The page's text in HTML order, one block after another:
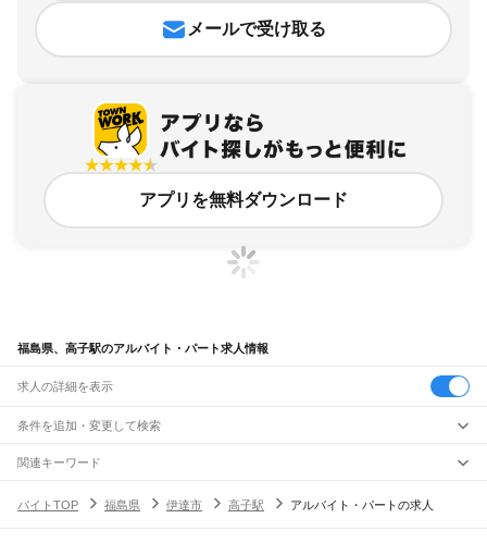
メールで受け取る
アプリを無料ダウンロード
福島県、高子駅のアルバイト・パート求人情報
求人の詳細を表示
条件を追加・変更して検索
市区町村を追加・変更
福島県すべて
駅を追加・変更
関連キーワード
バイトTOP
福島県 伊達市 高子駅 アルバイト・パートの求人